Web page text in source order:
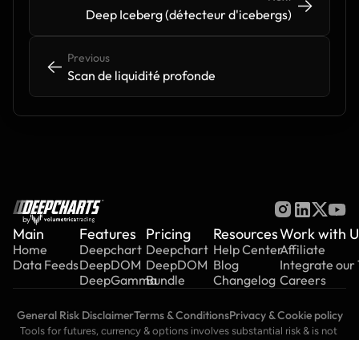
<- <-
Previous
Scan de liquidité profonde
Deep Iceberg (détecteur d'icebergs)
-> ->
by
Main
Home
Data Feeds
Features
Deepchart
DeepDOM
DeepGamma
Pricing
Deepchart
DeepDOM
Bundle
Resources
Help Center
Blog
Changelog
Work with
Affiliate
Integrate our
Careers
General Risk DisclaimerTerms & ConditionsPrivacy & Cookie policy
Tools for futures, currency & options involves substantial risk & is not